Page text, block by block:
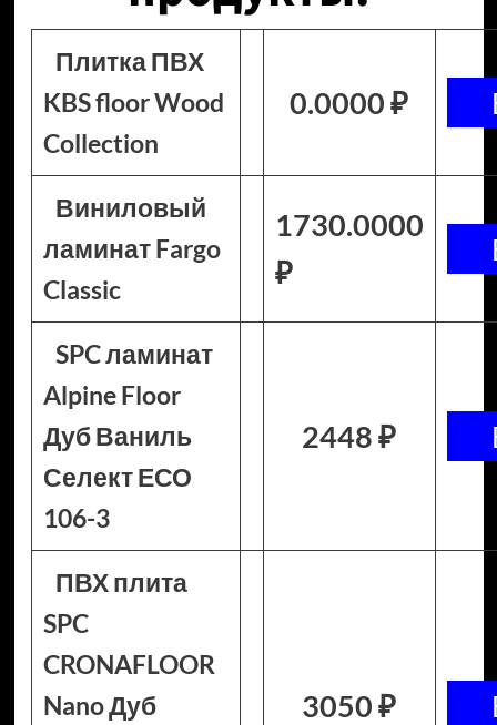
Плитка ПВХ
KBS floor Wood
Collection
0.0000 ₽
Виниловый
ламинат Fargo
Classic
1730.0000
₽
SPC ламинат
Alpine Floor
Дуб Ваниль
Селект ЕСО
106-3
2448 ₽
ПВХ плита
SPC
CRONAFLOOR
Nano Дуб
3050 ₽